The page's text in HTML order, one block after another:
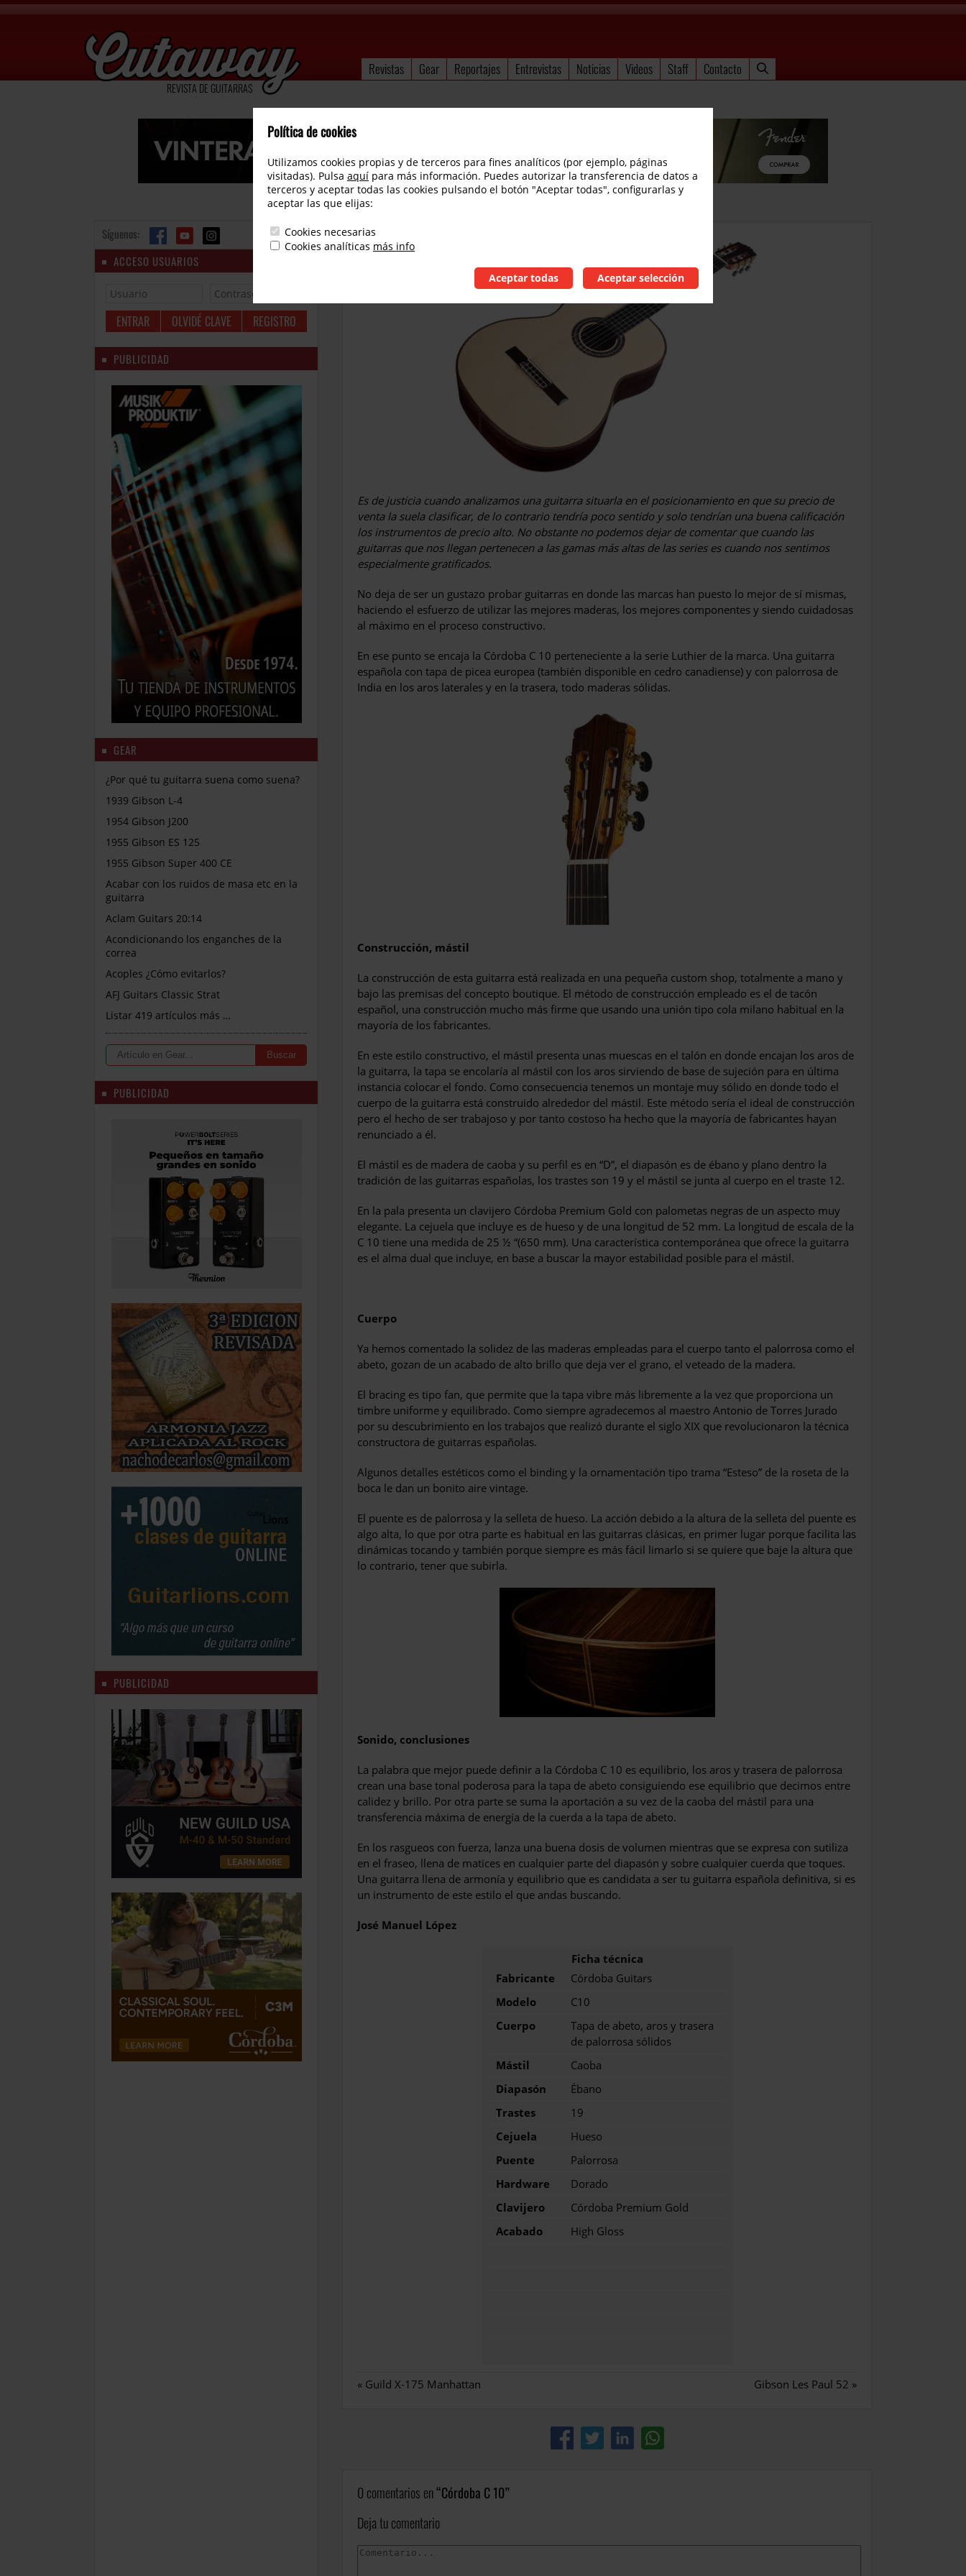
REVISTA DE GUITARRAS
Revistas Gear Reportajes Entrevistas Noticias Videos Staff Contacto
Córdoba C 10
Es de justicia cuando analizamos una guitarra situarla en el posicionamiento en que su precio de
venta la suela clasificar, de lo contrario tendría poco sentido y solo tendrían una buena calificación
los instrumentos de precio alto. No obstante no podemos dejar de comentar que cuando las
guitarras que nos llegan pertenecen a las gamas más altas de las series es cuando nos sentimos
especialmente gratificados.
No deja de ser un gustazo probar guitarras en donde las marcas han puesto lo mejor de sí mismas,
haciendo el esfuerzo de utilizar las mejores maderas, los mejores componentes y siendo cuidadosas
al máximo en el proceso constructivo.
En ese punto se encaja la Córdoba C 10 perteneciente a la serie Luthier de la marca. Una guitarra
española con tapa de picea europea (también disponible en cedro canadiense) y con palorrosa de
India en los aros laterales y en la trasera, todo maderas sólidas.
Construcción, mástil
La construcción de esta guitarra está realizada en una pequeña custom shop, totalmente a mano y
bajo las premisas del concepto boutique. El método de construcción empleado es el de tacón
español, una construcción mucho más firme que usando una unión tipo cola milano habitual en la
mayoría de los fabricantes.
En este estilo constructivo, el mástil presenta unas muescas en el talón en donde encajan los aros de
la guitarra, la tapa se encolaría al mástil con los aros sirviendo de base de sujeción para en última
instancia colocar el fondo. Como consecuencia tenemos un montaje muy sólido en donde todo el
cuerpo de la guitarra está construido alrededor del mástil. Este método sería el ideal de construcción
pero el hecho de ser trabajoso y por tanto costoso ha hecho que la mayoría de fabricantes hayan
renunciado a él.
El mástil es de madera de caoba y su perfil es en “D”, el diapasón es de ébano y plano dentro la
tradición de las guitarras españolas, los trastes son 19 y el mástil se junta al cuerpo en el traste 12.
En la pala presenta un clavijero Córdoba Premium Gold con palometas negras de un aspecto muy
elegante. La cejuela que incluye es de hueso y de una longitud de 52 mm. La longitud de escala de la
C 10 tiene una medida de 25 ½ “(650 mm). Una característica contemporánea que ofrece la guitarra
es el alma dual que incluye, en base a buscar la mayor estabilidad posible para el mástil.
Cuerpo
Ya hemos comentado la solidez de las maderas empleadas para el cuerpo tanto el palorrosa como el
abeto, gozan de un acabado de alto brillo que deja ver el grano, el veteado de la madera.
El bracing es tipo fan, que permite que la tapa vibre más libremente a la vez que proporciona un
timbre uniforme y equilibrado. Como siempre agradecemos al maestro Antonio de Torres Jurado
por su descubrimiento en los trabajos que realizó durante el siglo XIX que revolucionaron la técnica
constructora de guitarras españolas.
Algunos detalles estéticos como el binding y la ornamentación tipo trama “Esteso” de la roseta de la
boca le dan un bonito aire vintage.
El puente es de palorrosa y la selleta de hueso. La acción debido a la altura de la selleta del puente es
algo alta, lo que por otra parte es habitual en las guitarras clásicas, en primer lugar porque facilita las
dinámicas tocando y también porque siempre es más fácil limarlo si se quiere que baje la altura que
lo contrario, tener que subirla.
Sonido, conclusiones
La palabra que mejor puede definir a la Córdoba C 10 es equilibrio, los aros y trasera de palorrosa
crean una base tonal poderosa para la tapa de abeto consiguiendo ese equilibrio que decimos entre
calidez y brillo. Por otra parte se suma la aportación a su vez de la caoba del mástil para una
transferencia máxima de energía de la cuerda a la tapa de abeto.
En los rasgueos con fuerza, lanza una buena dosis de volumen mientras que se expresa con sutiliza
en el fraseo, llena de matices en cualquier parte del diapasón y sobre cualquier cuerda que toques.
Una guitarra llena de armonía y equilibrio que es candidata a ser tu guitarra española definitiva, si es
un instrumento de este estilo el que andas buscando.
José Manuel López
Fabricante
Córdoba Guitars
Modelo
C10
Cuerpo
Tapa de abeto, aros y trasera
de palorrosa sólidos
Mástil
Caoba
Diapasón
Ébano
Trastes
19
Cejuela
Hueso
Puente
Palorrosa
Hardware
Dorado
Clavijero
Córdoba Premium Gold
Acabado
High Gloss
« Guild X-175 Manhattan Gibson Les Paul 52 »
0 comentarios en Córdoba C 10
Deja tu comentario
Síguenos:
ACCESO USUARIOS
OLVIDÉ CLAVE REGISTRO
PUBLICIDAD
GEAR
¿Por qué tu guitarra suena como suena?
1939 Gibson L-4
1954 Gibson J200
1955 Gibson ES 125
1955 Gibson Super 400 CE
Acabar con los ruidos de masa etc en la
guitarra
Aclam Guitars 20:14
Acondicionando los enganches de la
correa
Acoples ¿Cómo evitarlos?
AFJ Guitars Classic Strat
Listar 419 artículos más …
PUBLICIDAD
PUBLICIDAD
Política de cookies
Utilizamos cookies propias y de terceros para fines analíticos (por ejemplo, páginas
visitadas). Pulsa aquí para más información. Puedes autorizar la transferencia de datos a
terceros y aceptar todas las cookies pulsando el botón "Aceptar todas", configurarlas y
aceptar las que elijas:
Cookies necesarias
Cookies analíticas más info
Aceptar todas Aceptar selección